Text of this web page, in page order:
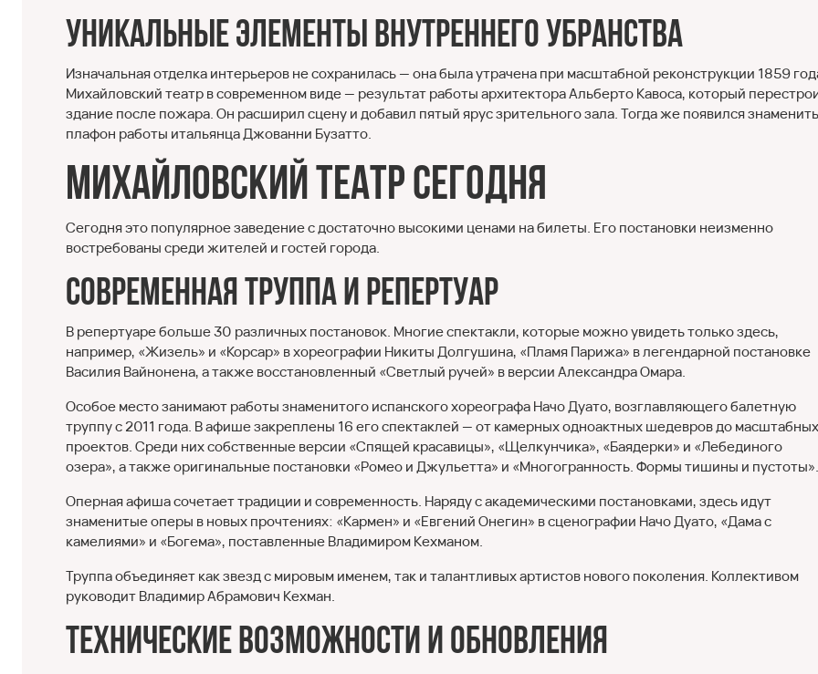
Уникальные элементы внутреннего убранства
Изначальная отделка интерьеров не сохранилась — она была утрачена при масштабной реконструкции 1859
Михайловский театр в современном виде — результат работы архитектора Альберто Кавоса, который
здание после пожара. Он расширил сцену и добавил пятый ярус зрительного зала. Тогда же появился
плафон работы итальянца Джованни Бузатто.
Михайловский театр сегодня
Сегодня это популярное заведение с достаточно высокими ценами на билеты. Его постановки неизменно
востребованы среди жителей и гостей города.
Современная труппа и репертуар
В репертуаре больше 30 различных постановок. Многие спектакли, которые можно увидеть только здесь,
например, «Жизель» и «Корсар» в хореографии Никиты Долгушина, «Пламя Парижа» в легендарной постановке
Василия Вайнонена, а также восстановленный «Светлый ручей» в версии Александра Омара.
Особое место занимают работы знаменитого испанского хореографа Начо Дуато, возглавляющего балетную
труппу с 2011 года. В афише закреплены 16 его спектаклей — от камерных одноактных шедевров до масштабных
проектов. Среди них собственные версии «Спящей красавицы», «Щелкунчика», «Баядерки» и «Лебединого
озера», а также оригинальные постановки «Ромео и Джульетта» и «Многогранность. Формы тишины и пустоты».
Оперная афиша сочетает традиции и современность. Наряду с академическими постановками, здесь идут
знаменитые оперы в новых прочтениях: «Кармен» и «Евгений Онегин» в сценографии Начо Дуато, «Дама с
камелиями» и «Богема», поставленные Владимиром Кехманом.
Труппа объединяет как звезд с мировым именем, так и талантливых артистов нового поколения. Коллективом
руководит Владимир Абрамович Кехман.
Технические возможности и обновления